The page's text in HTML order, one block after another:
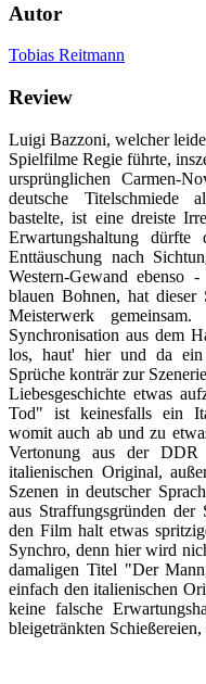
Autor
Tobias Reitmann
Review
Luigi Bazzoni, welcher
Spielfilme Regie führte,
ursprünglichen Carmen-
deutsche Titelschmiede
bastelte, ist eine dreiste
Erwartungshaltung dürfte
Enttäuschung nach
Western-Gewand ebenso
blauen Bohnen, hat
Meisterwerk
Synchronisation aus dem
los, haut' hier und da ein
Sprüche konträr zur
Liebesgeschichte etwas
Tod" ist keinesfalls ein
womit auch ab und zu
Vertonung aus der
italienischen Original,
Szenen in deutscher
aus Straffungsgründen
den Film halt etwas
Synchro, denn hier wird
damaligen Titel "Der
einfach den italienischen
keine falsche
bleigetränkten